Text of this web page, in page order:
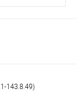
143.8.49)